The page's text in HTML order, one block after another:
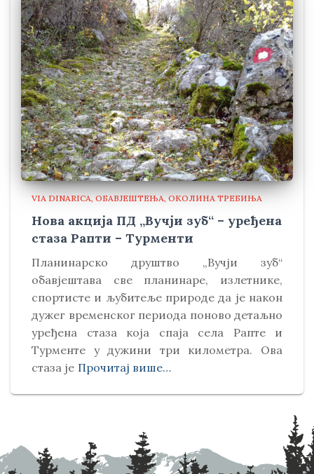
VIA DINARICA ОБАВЈЕШТЕЊА ОКОЛИНА ТРЕБИЊА
Нова акција ПД „Вучји зуб“ – уређена
стаза Рапти – Турменти
Планинарско друштво „Вучји зуб“
обавјештава све планинаре, излетнике,
спортисте и љубитеље природе да је након
дужег временског периода поново детаљно
уређена стаза која спаја села Рапте и
Турменте у дужини три километра. Ова
стаза је Прочитај више…